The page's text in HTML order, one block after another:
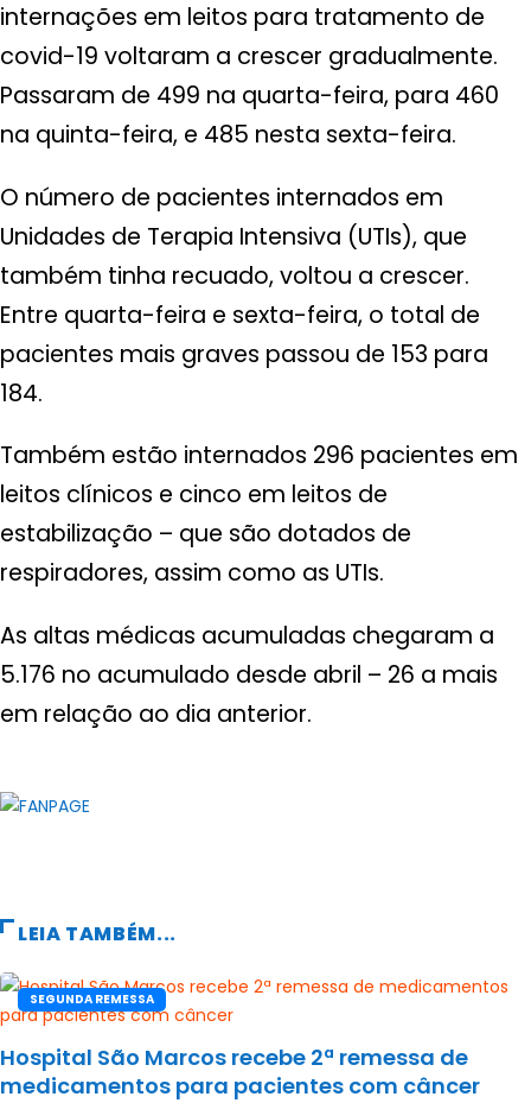
internações em leitos para tratamento de
covid-19 voltaram a crescer gradualmente.
Passaram de 499 na quarta-feira, para 460
na quinta-feira, e 485 nesta sexta-feira.
O número de pacientes internados em
Unidades de Terapia Intensiva (UTIs), que
também tinha recuado, voltou a crescer.
Entre quarta-feira e sexta-feira, o total de
pacientes mais graves passou de 153 para
184.
Também estão internados 296 pacientes em
leitos clínicos e cinco em leitos de
estabilização – que são dotados de
respiradores, assim como as UTIs.
As altas médicas acumuladas chegaram a
5.176 no acumulado desde abril – 26 a mais
em relação ao dia anterior.
LEIA TAMBÉM...
SEGUNDA REMESSA
Hospital São Marcos recebe 2ª remessa de
medicamentos para pacientes com câncer